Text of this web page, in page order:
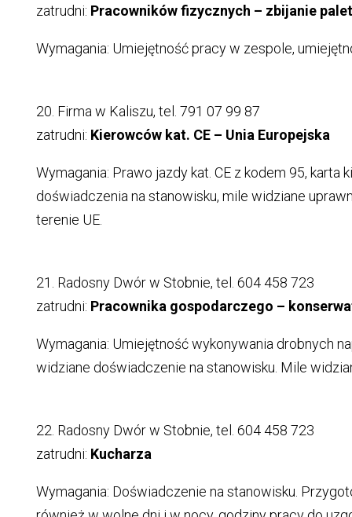
zatrudni: Pracowników fizycznych – zbijanie palet
Wymagania: Umiejętność pracy w zespole,
20. Firma w Kaliszu, tel. 791 07 99 87
zatrudni: Kierowców kat. CE – Unia Europejska
Wymagania: Prawo jazdy kat. CE z kodem 95, karta
doświadczenia na stanowisku, mile widziane
terenie UE.
21. Radosny Dwór w Stobnie, tel. 604 458 723
zatrudni: Pracownika gospodarczego –
Wymagania: Umiejętność wykonywania drobnych
widziane doświadczenie na stanowisku. Mile
22. Radosny Dwór w Stobnie, tel. 604 458 723
zatrudni: Kucharza
Wymagania: Doświadczenie na stanowisku.